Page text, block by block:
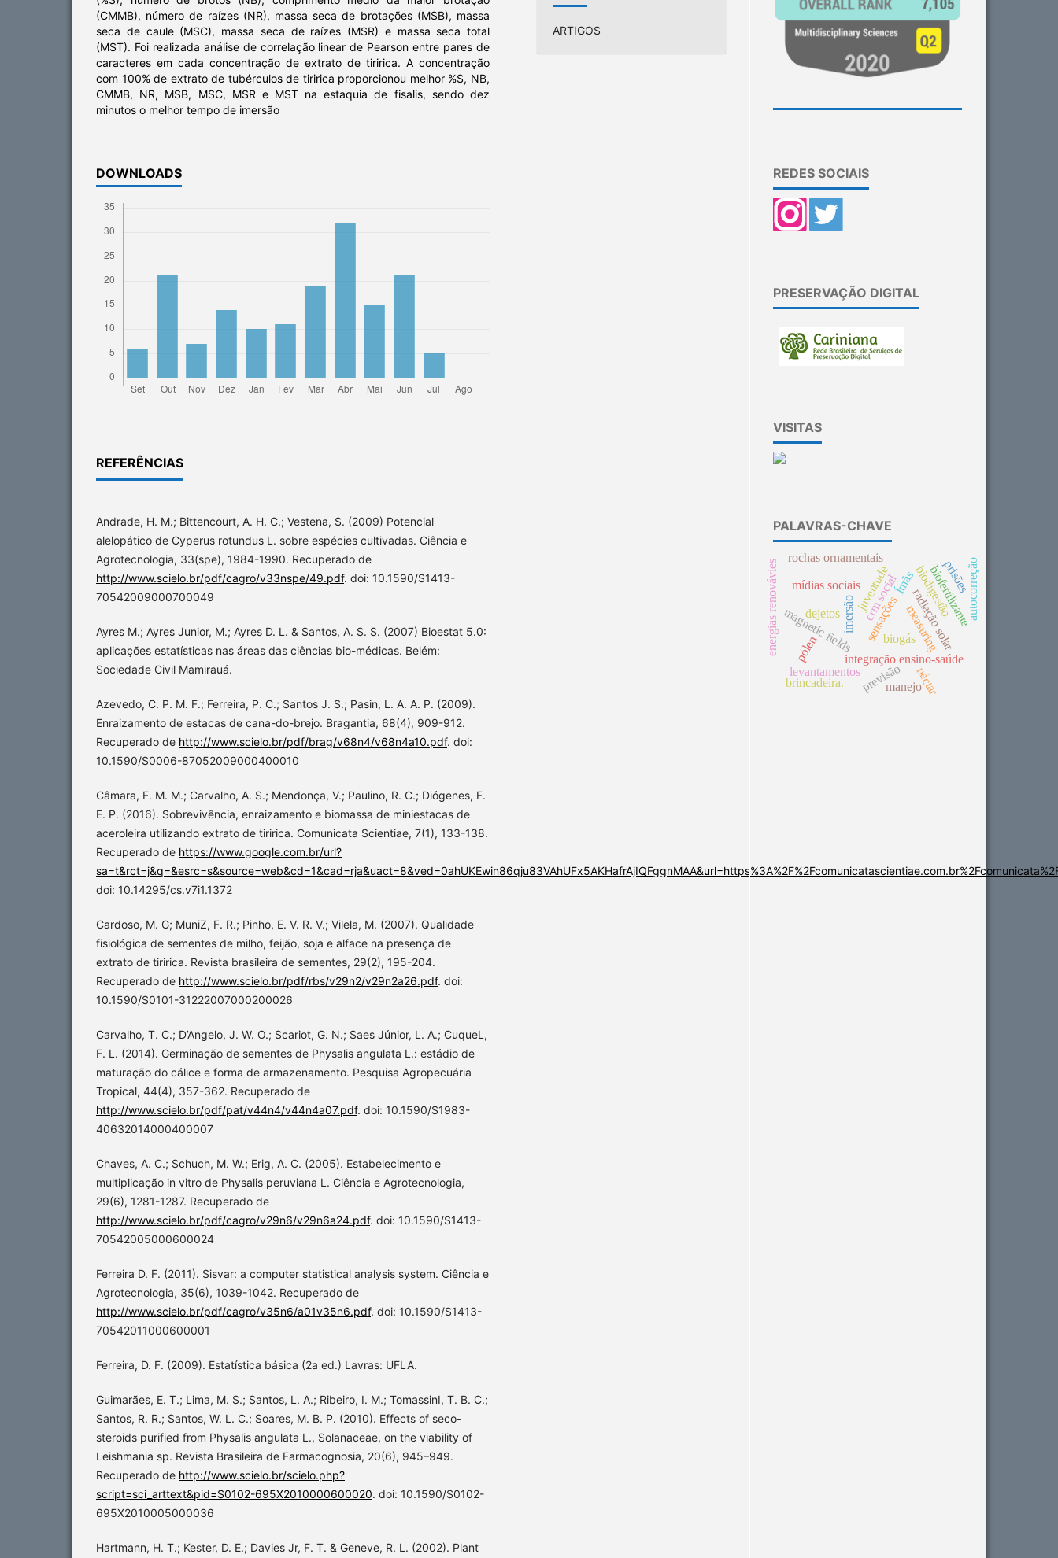
(CMMB), número de raízes (NR), massa seca de brotações (MSB), massa
seca de caule (MSC), massa seca de raízes (MSR) e massa seca total
(MST). Foi realizada análise de correlação linear de Pearson entre pares de
caracteres em cada concentração de extrato de tiririca. A concentração
com 100% de extrato de tubérculos de tiririca proporcionou melhor %S, NB,
CMMB, NR, MSB, MSC, MSR e MST na estaquia de fisalis, sendo dez
minutos o melhor tempo de imersão
DOWNLOADS
REFERÊNCIAS
Andrade, H. M.; Bittencourt, A. H. C.; Vestena, S. (2009) Potencial
alelopático de Cyperus rotundus L. sobre espécies cultivadas. Ciência e
Agrotecnologia, 33(spe), 1984-1990. Recuperado de
http://www.scielo.br/pdf/cagro/v33nspe/49.pdf. doi: 10.1590/S1413-
70542009000700049
Ayres M.; Ayres Junior, M.; Ayres D. L. & Santos, A. S. S. (2007) Bioestat 5.0:
aplicações estatísticas nas áreas das ciências bio-médicas. Belém:
Sociedade Civil Mamirauá.
Azevedo, C. P. M. F.; Ferreira, P. C.; Santos J. S.; Pasin, L. A. A. P. (2009).
Enraizamento de estacas de cana-do-brejo. Bragantia, 68(4), 909-912.
Recuperado de http://www.scielo.br/pdf/brag/v68n4/v68n4a10.pdf. doi:
10.1590/S0006-87052009000400010
Câmara, F. M. M.; Carvalho, A. S.; Mendonça, V.; Paulino, R. C.; Diógenes, F.
E. P. (2016). Sobrevivência, enraizamento e biomassa de miniestacas de
aceroleira utilizando extrato de tiririca. Comunicata Scientiae, 7(1), 133-138.
Recuperado de https://www.google.com.br/url?
doi: 10.14295/cs.v7i1.1372
Cardoso, M. G; MuniZ, F. R.; Pinho, E. V. R. V.; Vilela, M. (2007). Qualidade
fisiológica de sementes de milho, feijão, soja e alface na presença de
extrato de tiririca. Revista brasileira de sementes, 29(2), 195-204.
Recuperado de http://www.scielo.br/pdf/rbs/v29n2/v29n2a26.pdf. doi:
10.1590/S0101-31222007000200026
Carvalho, T. C.; D’Angelo, J. W. O.; Scariot, G. N.; Saes Júnior, L. A.; CuqueL,
F. L. (2014). Germinação de sementes de Physalis angulata L.: estádio de
maturação do cálice e forma de armazenamento. Pesquisa Agropecuária
Tropical, 44(4), 357-362. Recuperado de
http://www.scielo.br/pdf/pat/v44n4/v44n4a07.pdf. doi: 10.1590/S1983-
40632014000400007
Chaves, A. C.; Schuch, M. W.; Erig, A. C. (2005). Estabelecimento e
multiplicação in vitro de Physalis peruviana L. Ciência e Agrotecnologia,
29(6), 1281-1287. Recuperado de
http://www.scielo.br/pdf/cagro/v29n6/v29n6a24.pdf. doi: 10.1590/S1413-
70542005000600024
Ferreira D. F. (2011). Sisvar: a computer statistical analysis system. Ciência e
Agrotecnologia, 35(6), 1039-1042. Recuperado de
http://www.scielo.br/pdf/cagro/v35n6/a01v35n6.pdf. doi: 10.1590/S1413-
70542011000600001
Ferreira, D. F. (2009). Estatística básica (2a ed.) Lavras: UFLA.
Guimarães, E. T.; Lima, M. S.; Santos, L. A.; Ribeiro, I. M.; TomassinI, T. B. C.;
Santos, R. R.; Santos, W. L. C.; Soares, M. B. P. (2010). Effects of seco-
steroids purified from Physalis angulata L., Solanaceae, on the viability of
Leishmania sp. Revista Brasileira de Farmacognosia, 20(6), 945–949.
Recuperado de http://www.scielo.br/scielo.php?
script=sci_arttext&pid=S0102-695X2010000600020. doi: 10.1590/S0102-
695X2010005000036
Hartmann, H. T.; Kester, D. E.; Davies Jr, F. T. & Geneve, R. L. (2002). Plant
ARTIGOS
REDES SOCIAIS
PRESERVAÇÃO DIGITAL
VISITAS
PALAVRAS-CHAVE
integração ensino-saúde
biogásmeasuring
magnetic fields sensações
imersão radiação solar
energias renovávies
previsão
mídias sociaiscrm social biodigestão
biofertilizante
levantamentos
dejetos
juventudeÍmãs
brincadeira.
autocorreção
prisões
manejonéctar
pólen
rochas ornamentais